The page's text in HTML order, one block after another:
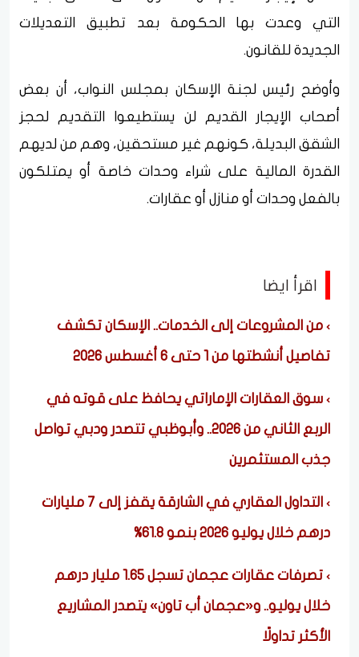
التي وعدت بها الحكومة بعد تطبيق التعديلات
الجديدة للقانون.
وأوضح رئيس لجنة الإسكان بمجلس النواب، أن بعض
أصحاب الإيجار القديم لن يستطيعوا التقديم لحجز
الشقق البديلة، كونهم غير مستحقين، وهم من لديهم
القدرة المالية على شراء وحدات خاصة أو يمتلكون
بالفعل وحدات أو منازل أو عقارات.
اقرأ ايضا
من المشروعات إلى الخدمات.. الإسكان تكشف
تفاصيل أنشطتها من 1 حتى 6 أغسطس 2026
سوق العقارات الإماراتي يحافظ على قوته في
الربع الثاني من 2026.. وأبوظبي تتصدر ودبي تواصل
جذب المستثمرين
التداول العقاري في الشارقة يقفز إلى 7 مليارات
درهم خلال يوليو 2026 بنمو 61.8%
تصرفات عقارات عجمان تسجل 1.65 مليار درهم
خلال يوليو.. و«عجمان أب تاون» يتصدر المشاريع
الأكثر تداولًا